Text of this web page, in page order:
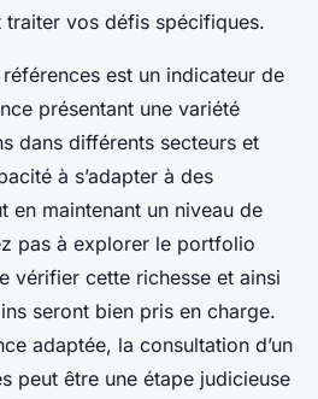
traiter vos défis spécifiques.
est un indicateur de
présentant une variété
dans différents secteurs et
à s’adapter à des
en maintenant un niveau de
pas à explorer le portfolio
vérifier cette richesse et ainsi
seront bien pris en charge.
adaptée, la consultation d’un
peut être une étape judicieuse